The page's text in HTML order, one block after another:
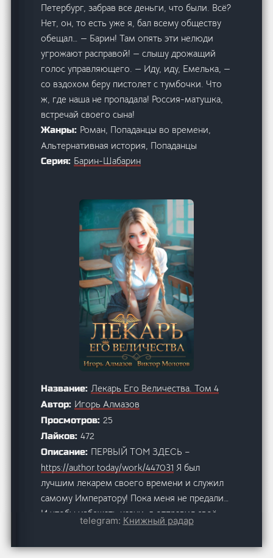
Петербург, забрав все деньги, что были. Всё?
Нет, он, то есть уже я, бал всему обществу
обещал… — Барин! Там опять эти нелюди
угрожают расправой! — слышу дрожащий
голос управляющего. — Иду, иду, Емелька, —
со вздохом беру пистолет с тумбочки. Что
ж, где наша не пропадала! Россия-матушка,
встречай своего сына!
Жанры: Роман, Попаданцы во времени,
Альтернативная история, Попаданцы
Серия: Барин-Шабарин
Название:Лекарь Его Величества. Том 4
Автор: Игорь Алмазов
Просмотров:25
Лайков:472
Описание: ПЕРВЫЙ ТОМ ЗДЕСЬ –
https://author.today/work/447031 Я был
лучшим лекарем своего времени и служил
самому Императору! Пока меня не предали…
И чтобы избежать казни, я отправил своё
сознание в прошлое. Теперь снова учусь в
telegram: Книжный радар